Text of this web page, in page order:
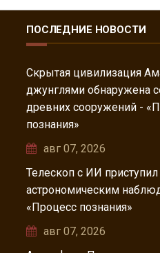
ПОСЛЕДНИЕ НОВОСТИ
Скрытая цивилизация
джунглями обнаружена
древних сооружений -
познания»
авг 07, 2026
Телескоп с ИИ приступил
астрономическим
«Процесс познания»
авг 07, 2026